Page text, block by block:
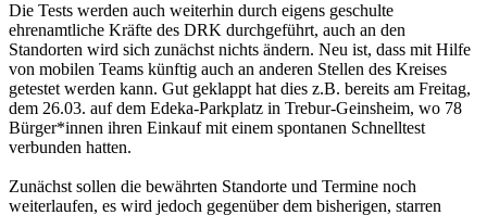
Die Tests werden auch weiterhin durch eigens geschulte
ehrenamtliche Kräfte des DRK durchgeführt, auch an den
Standorten wird sich zunächst nichts ändern. Neu ist, dass mit Hilfe
von mobilen Teams künftig auch an anderen Stellen des Kreises
getestet werden kann. Gut geklappt hat dies z.B. bereits am Freitag,
dem 26.03. auf dem Edeka-Parkplatz in Trebur-Geinsheim, wo 78
Bürger*innen ihren Einkauf mit einem spontanen Schnelltest
verbunden hatten.
Zunächst sollen die bewährten Standorte und Termine noch
weiterlaufen, es wird jedoch gegenüber dem bisherigen, starren